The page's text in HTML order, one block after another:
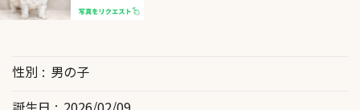
性別
男の子